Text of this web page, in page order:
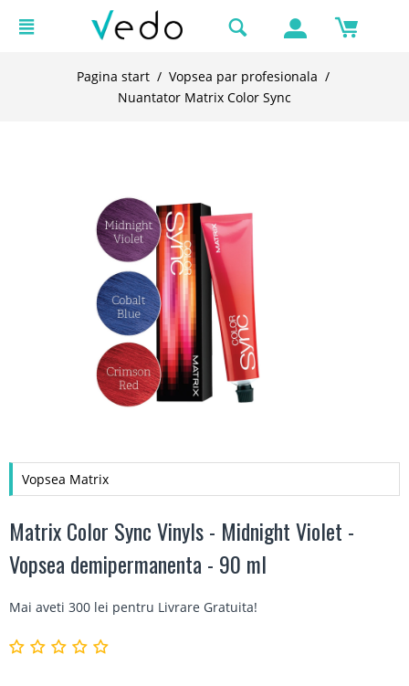
Pagina start / Vopsea par profesionala /
Nuantator Matrix Color Sync
Vopsea Matrix
Matrix Color Sync Vinyls - Midnight Violet -
Vopsea demipermanenta - 90 ml
Mai aveti 300 lei pentru Livrare Gratuita!